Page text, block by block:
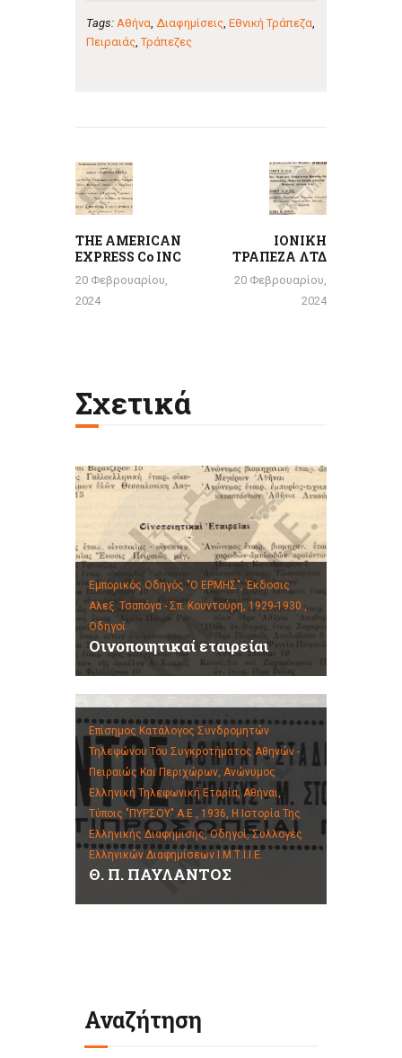
Tags: Αθήνα Διαφημίσεις, Εθνική Τράπεζα
Πειραιάς,Τράπεζες
άρθρων
THE AMERICAN
EXPRESS Co INC
20 Φεβρουαρίου,
2024
ΙΟΝΙΚΗ
ΤΡΑΠΕΖΑ ΛΤΔ
20 Φεβρουαρίου,
2024
Σχετικά
Εμπορικός Οδηγός "Ο ΕΡΜΗΣ", Έκδοσις
Αλεξ. Τσαπόγα - Σπ. Κουντούρη, 1929-1930.,
Οδηγοί
Οινοποιητικαί εταιρείαι
Επίσημος Κατάλογος Συνδρομητών
Τηλεφώνου Του Συγκροτήματος Αθηνών -
Πειραιώς Και Περιχώρων, Ανώνυμος
Ελληνική Τηλεφωνική Εταρία, Αθήναι,
Τύποις "ΠΥΡΣΟΥ" Α.Ε., 1936, Η Ιστορία Της
Ελληνικής Διαφήμισης,Οδηγοί,Συλλογές
Ελληνικών Διαφημίσεων Ι.Μ.Τ.Ι.Ι.Ε.
Θ. Π. ΠΑΥΛΑΝΤΟΣ
Αναζήτηση